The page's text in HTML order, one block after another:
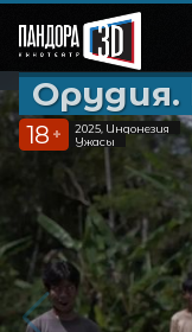
Орудия.
18 +
2025, Индонезия
Ужасы